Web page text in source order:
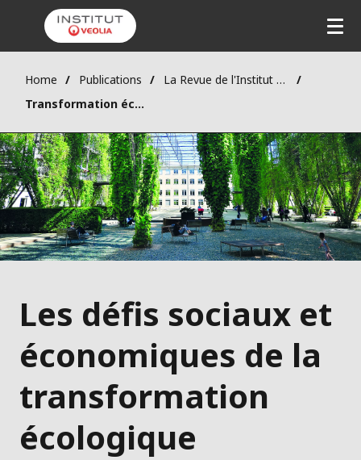
Home Publications
La Revue de l'Institut Veolia - FACTS Reports
Transformation écologique
Les défis sociaux et
économiques de la
transformation
écologique